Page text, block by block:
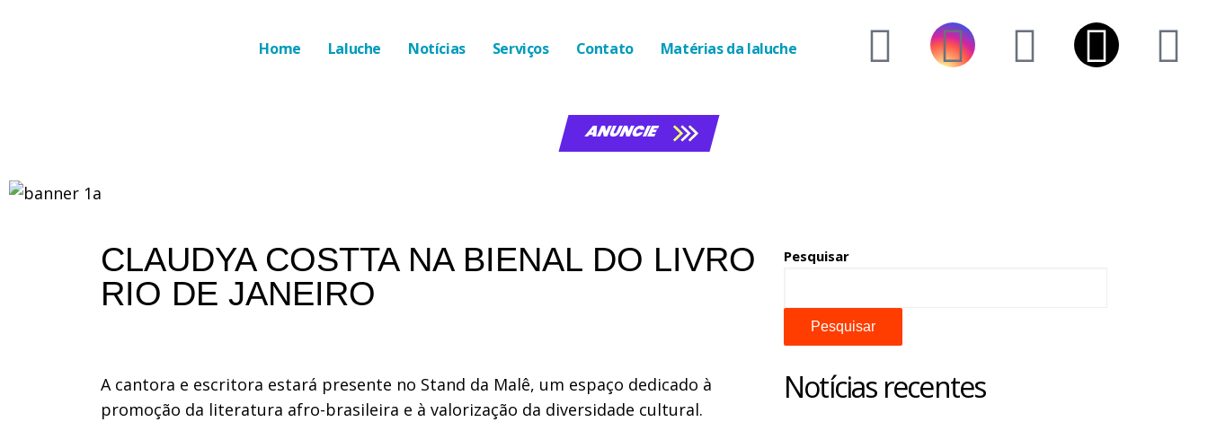
Home Laluche Notícias Serviços Contato Matérias da laluche
ANUNCIE
CLAUDYA COSTTA NA BIENAL DO LIVRO
RIO DE JANEIRO
A cantora e escritora estará presente no Stand da Malê, um espaço dedicado à
promoção da literatura afro-brasileira e à valorização da diversidade cultural.
Pesquisar
Pesquisar
Notícias recentes